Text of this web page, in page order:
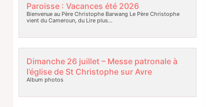
Paroisse : Vacances été 2026
Bienvenue au Père Christophe Barwang Le Père Christophe
vient du Cameroun, duLire plus…
Dimanche 26 juillet – Messe patronale à
l’église de St Christophe sur Avre
Album photos